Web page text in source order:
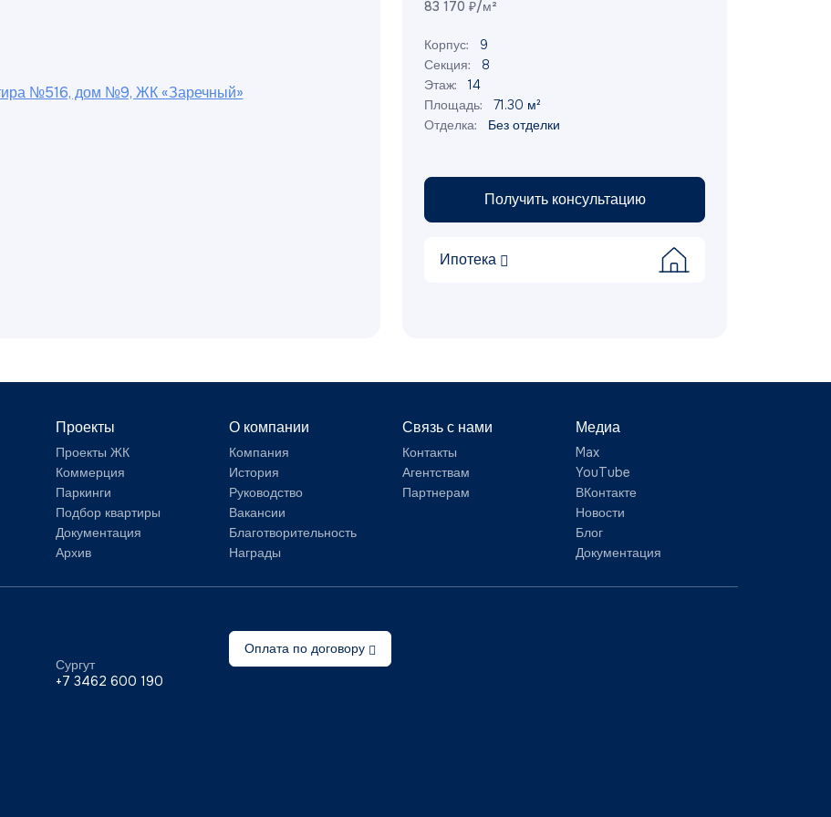
83 170 ₽/м²
Корпус:
9
Секция:
8
Этаж:
14
Площадь:
71.30 м²
Отделка:
Без отделки
Получить консультацию
Ипотека
Проекты
Проекты ЖК
Коммерция
Паркинги
Подбор квартиры
Документация
Архив
О компании
Компания
История
Руководство
Вакансии
Благотворительность
Награды
Связь с нами
Контакты
Агентствам
Партнерам
Медиа
Max
YouTube
ВКонтакте
Новости
Блог
Документация
Сургут
+7 3462 600 190
Оплата по договору